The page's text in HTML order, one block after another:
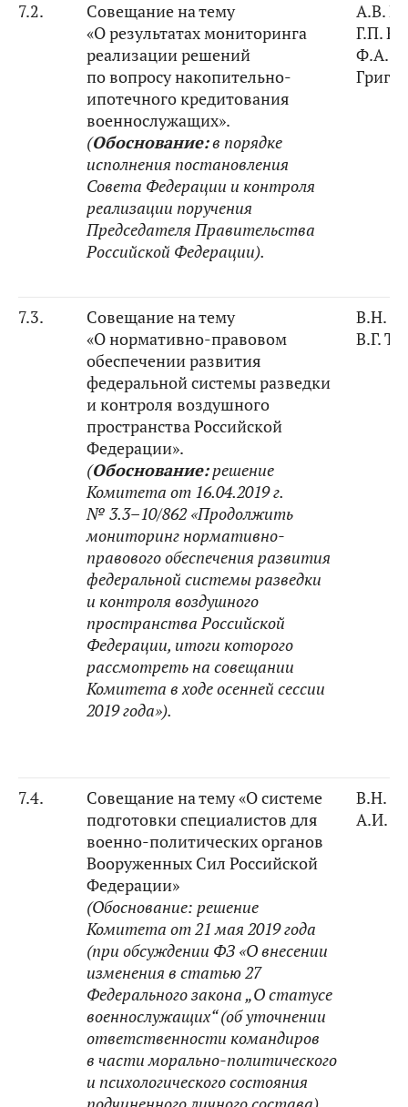
7.2.
Совещание на тему
«О результатах мониторинга
реализации решений
по вопросу накопительно-
ипотечного кредитования
военнослужащих».
(Обоснование:в порядке
исполнения постановления
Совета Федерации и контроля
реализации поручения
Председателя Правительства
Российской Федерации).
А.В.
Г.П.
Ф.А.
7.3.
Совещание на тему
«О нормативно-правовом
обеспечении развития
федеральной системы разведки
и контроля воздушного
пространства Российской
Федерации».
(Обоснование: решение
Комитета от 16.04.2019 г.
№ 3.3–10/862 «Продолжить
мониторинг нормативно-
правового обеспечения развития
федеральной системы разведки
и контроля воздушного
пространства Российской
Федерации, итоги которого
рассмотреть на совещании
Комитета в ходе осенней сессии
2019 года»).
В.Н.
В.Г.
7.4.
Совещание на тему «О системе
подготовки специалистов для
военно-политических органов
Вооруженных Сил Российской
Федерации»
(Обоснование: решение
Комитета от 21 мая 2019 года
(при обсуждении ФЗ «О внесении
изменения в статью 27
Федерального закона „О статусе
военнослужащих“ (об уточнении
ответственности командиров
в части морально-политического
и психологического состояния
В.Н.
А.И.